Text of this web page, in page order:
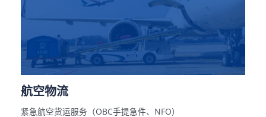
航空物流
紧急航空货运服务（OBC手提急件、NFO）